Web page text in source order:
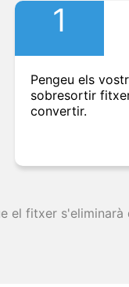
1
Pengeu els
sobresortir
convertir.
el fitxer